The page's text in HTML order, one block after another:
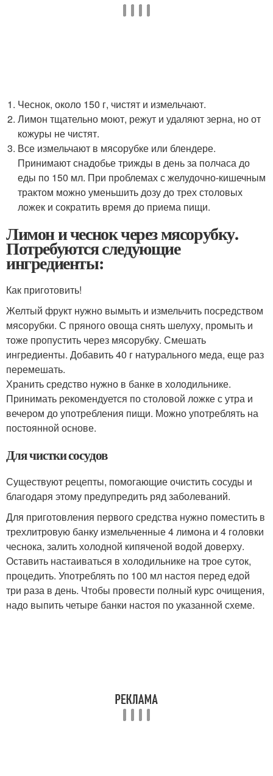
Чеснок, около 150 г, чистят и измельчают.
Лимон тщательно моют, режут и удаляют зерна, но от
кожуры не чистят.
Все измельчают в мясорубке или блендере.
Принимают снадобье трижды в день за полчаса до
еды по 150 мл. При проблемах с желудочно-кишечным
трактом можно уменьшить дозу до трех столовых
ложек и сократить время до приема пищи.
Лимон и чеснок через мясорубку.
Потребуются следующие
ингредиенты:
Как приготовить!
Желтый фрукт нужно вымыть и измельчить посредством
мясорубки. С пряного овоща снять шелуху, промыть и
тоже пропустить через мясорубку. Смешать
ингредиенты. Добавить 40 г натурального меда, еще раз
перемешать.
Хранить средство нужно в банке в холодильнике.
Принимать рекомендуется по столовой ложке с утра и
вечером до употребления пищи. Можно употреблять на
постоянной основе.
Для чистки сосудов
Существуют рецепты, помогающие очистить сосуды и
благодаря этому предупредить ряд заболеваний.
Для приготовления первого средства нужно поместить в
трехлитровую банку измельченные 4 лимона и 4 головки
чеснока, залить холодной кипяченой водой доверху.
Оставить настаиваться в холодильнике на трое суток,
процедить. Употреблять по 100 мл настоя перед едой
три раза в день. Чтобы провести полный курс очищения,
надо выпить четыре банки настоя по указанной схеме.